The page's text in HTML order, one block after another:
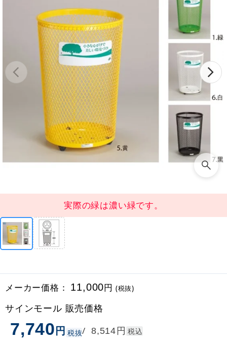
実際の緑は濃い緑です。
メーカー価格： 11,000円 (税抜)
サインモール 販売価格
7,740円 税抜/ 8,514円 税込